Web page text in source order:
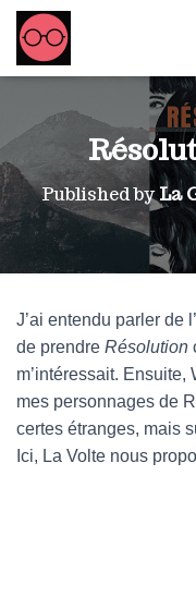
Published byLa
J’ai entendu parler de
de prendre Résolution
m’intéressait. Ensuite,
mes personnages de
certes étranges, mais
Ici, La Volte nous